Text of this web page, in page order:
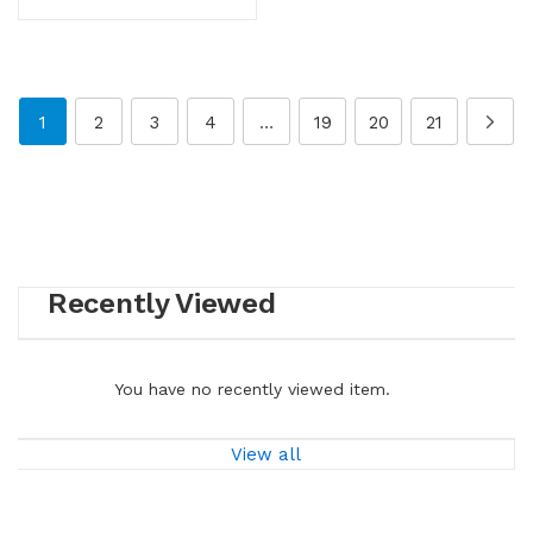
1 2 3 4 … 19 20 21
Recently Viewed
You have no recently viewed item.
View all